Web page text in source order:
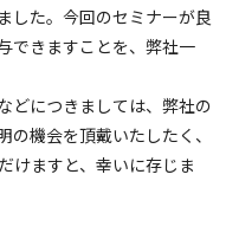
した。今回のセミナーが良
できますことを、弊社一
どにつきましては、弊社の
機会を頂戴いたしたく、
けますと、幸いに存じま